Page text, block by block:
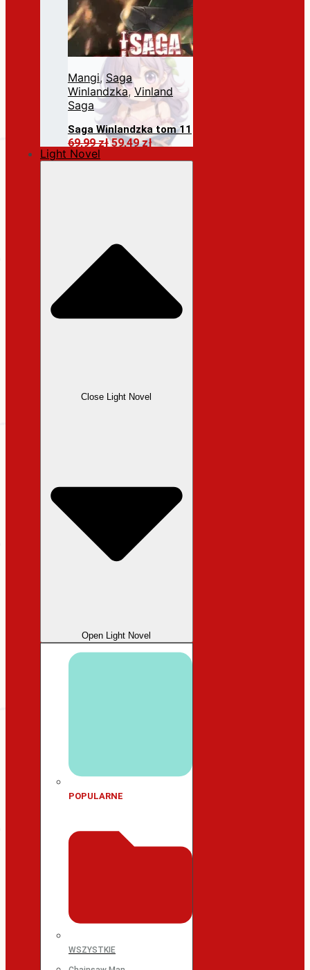
Mangi, Saga
Winlandzka, Vinland
Saga
Saga Winlandzka tom 11
69,99złPierwotna
59,49złAktualna
Dodaj do koszyka
Light Novel
Close Light Novel
Open Light Novel
POPULARNE
WSZYSTKIE